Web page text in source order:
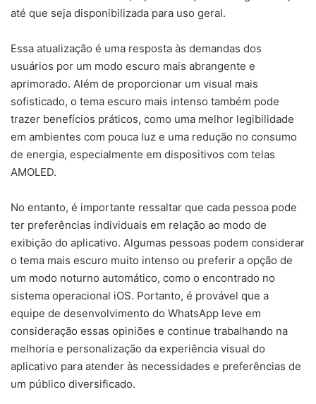
até que seja disponibilizada para uso geral.
Essa atualização é uma resposta às demandas dos
usuários por um modo escuro mais abrangente e
aprimorado. Além de proporcionar um visual mais
sofisticado, o tema escuro mais intenso também pode
trazer benefícios práticos, como uma melhor legibilidade
em ambientes com pouca luz e uma redução no consumo
de energia, especialmente em dispositivos com telas
AMOLED.
No entanto, é importante ressaltar que cada pessoa pode
ter preferências individuais em relação ao modo de
exibição do aplicativo. Algumas pessoas podem considerar
o tema mais escuro muito intenso ou preferir a opção de
um modo noturno automático, como o encontrado no
sistema operacional iOS. Portanto, é provável que a
equipe de desenvolvimento do WhatsApp leve em
consideração essas opiniões e continue trabalhando na
melhoria e personalização da experiência visual do
aplicativo para atender às necessidades e preferências de
um público diversificado.